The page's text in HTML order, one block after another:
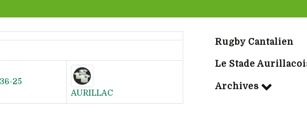
36-25
AURILLAC
Rugby Cantalien
Le Stade
Archives